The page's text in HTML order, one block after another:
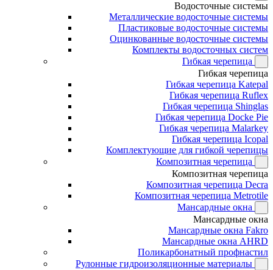
Водосточные системы
Металлические водосточные системы
Пластиковые водосточные системы
Оцинкованные водосточные системы
Комплекты водосточных систем
Гибкая черепица
Гибкая черепица
Гибкая черепица Katepal
Гибкая черепица Ruflex
Гибкая черепица Shinglas
Гибкая черепица Docke Pie
Гибкая черепица Malarkey
Гибкая черепица Icopal
Комплектующие для гибкой черепицы
Композитная черепица
Композитная черепица
Композитная черепица Decra
Композитная черепица Metrotile
Мансардные окна
Мансардные окна
Мансардные окна Fakro
Мансардные окна AHRD
Поликарбонатный профнастил
Рулонные гидроизоляционные материалы